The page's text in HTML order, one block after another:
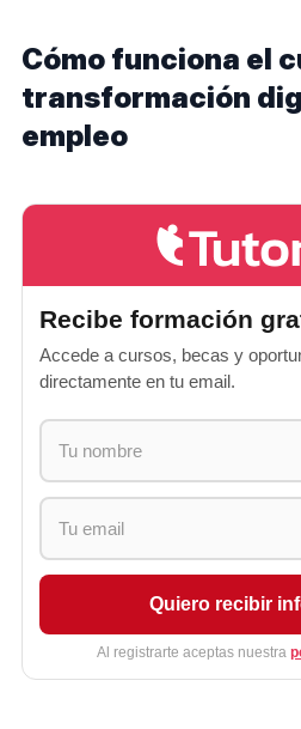
Cómo funciona el
transformación
empleo
Recibe formación
Accede a cursos, becas y
directamente en tu email.
Quiero recibir
Al registrarte aceptas nuestra